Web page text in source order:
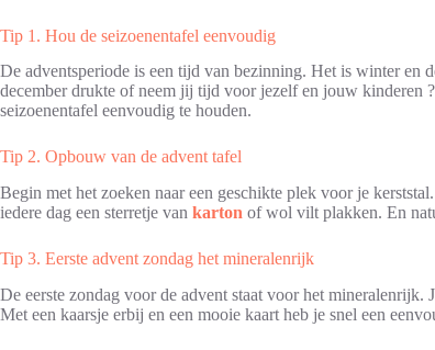
Tip 1. Hou de seizoenentafel eenvoudig
De adventsperiode is een tijd van bezinning. Het is winter en
december drukte of neem jij tijd voor jezelf en jouw kinderen
seizoenentafel eenvoudig te houden.
Tip 2. Opbouw van de advent tafel
Begin met het zoeken naar een geschikte plek voor je
iedere dag een sterretje van karton of wol vilt plakken. En
Tip 3. Eerste advent zondag het mineralenrijk
De eerste zondag voor de advent staat voor het
Met een kaarsje erbij en een mooie kaart heb je snel een